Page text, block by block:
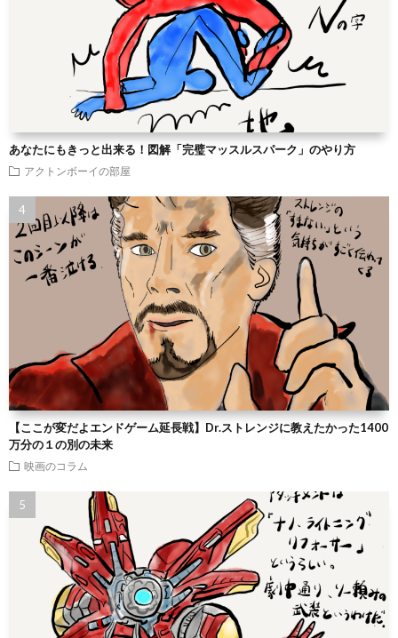
あなたにもきっと出来る！図解「完璧マッスルスパーク」のやり方
アクトンボーイの部屋
【ここが変だよエンドゲーム延長戦】Dr.ストレンジに教えたかった1400
万分の１の別の未来
映画のコラム